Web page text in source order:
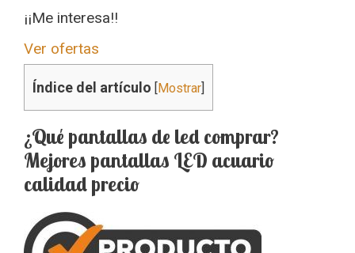
¡¡Me interesa!!
Ver ofertas
Índice del artículo [Mostrar]
¿Qué pantallas de led comprar?
Mejores pantallas LED acuario
calidad precio